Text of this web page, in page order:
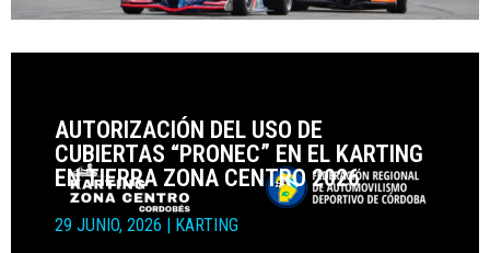
AUTORIZACIÓN DEL USO DE
CUBIERTAS “PRONEC” EN EL KARTING
EN TIERRA ZONA CENTRO 2026
29 JUNIO, 2026 KARTING